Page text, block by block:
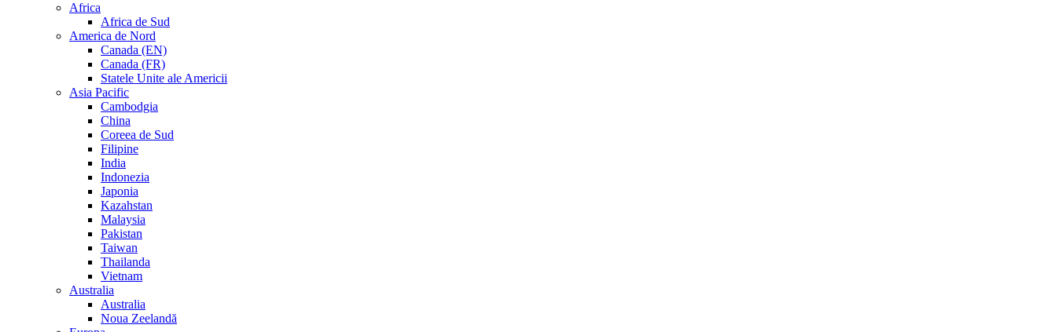
Africa
Africa de Sud
America de Nord
Canada (EN)
Canada (FR)
Statele Unite ale Americii
Asia Pacific
Cambodgia
China
Coreea de Sud
Filipine
India
Indonezia
Japonia
Kazahstan
Malaysia
Pakistan
Taiwan
Thailanda
Vietnam
Australia
Australia
Noua Zeelandă